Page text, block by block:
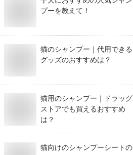
プーを教えて！
猫のシャンプー｜代用できる
グッズのおすすめは？
猫用のシャンプー｜ドラッグ
ストアでも買えるおすすめ
は？
猫向けのシャンプーシートの